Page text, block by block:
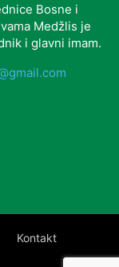
Bosne i
Medžlis je
i glavni imam.
Kontakt